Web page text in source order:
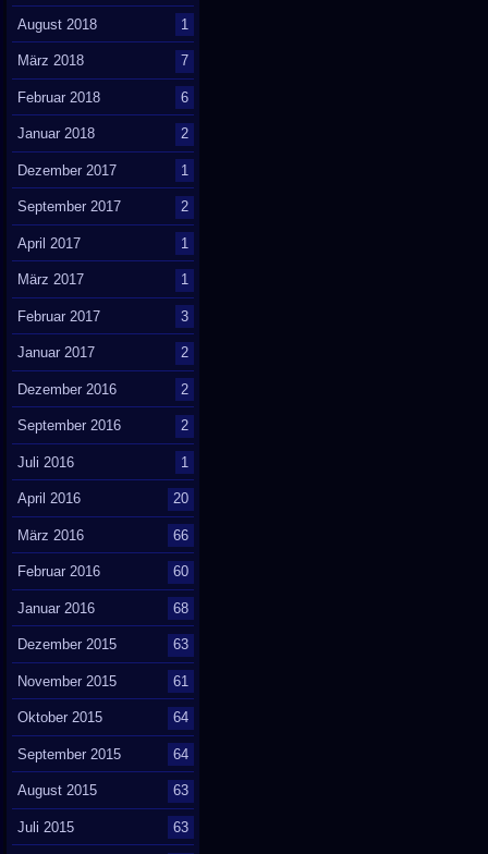
August 2018 1
März 2018 7
Februar 2018 6
Januar 2018 2
Dezember 2017 1
September 2017 2
April 2017 1
März 2017 1
Februar 2017 3
Januar 2017 2
Dezember 2016 2
September 2016 2
Juli 2016 1
April 2016 20
März 2016 66
Februar 2016 60
Januar 2016 68
Dezember 2015 63
November 2015 61
Oktober 2015 64
September 2015 64
August 2015 63
Juli 2015 63